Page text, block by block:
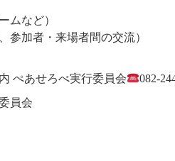
ムなど）
加者・来場者間の交流）
ぺあせろべ実行委員会
082-
員会